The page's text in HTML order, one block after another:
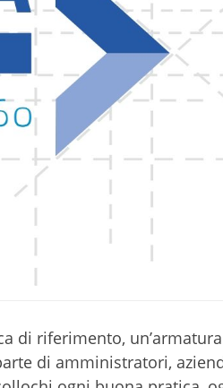
di riferimento,
di amministratori,